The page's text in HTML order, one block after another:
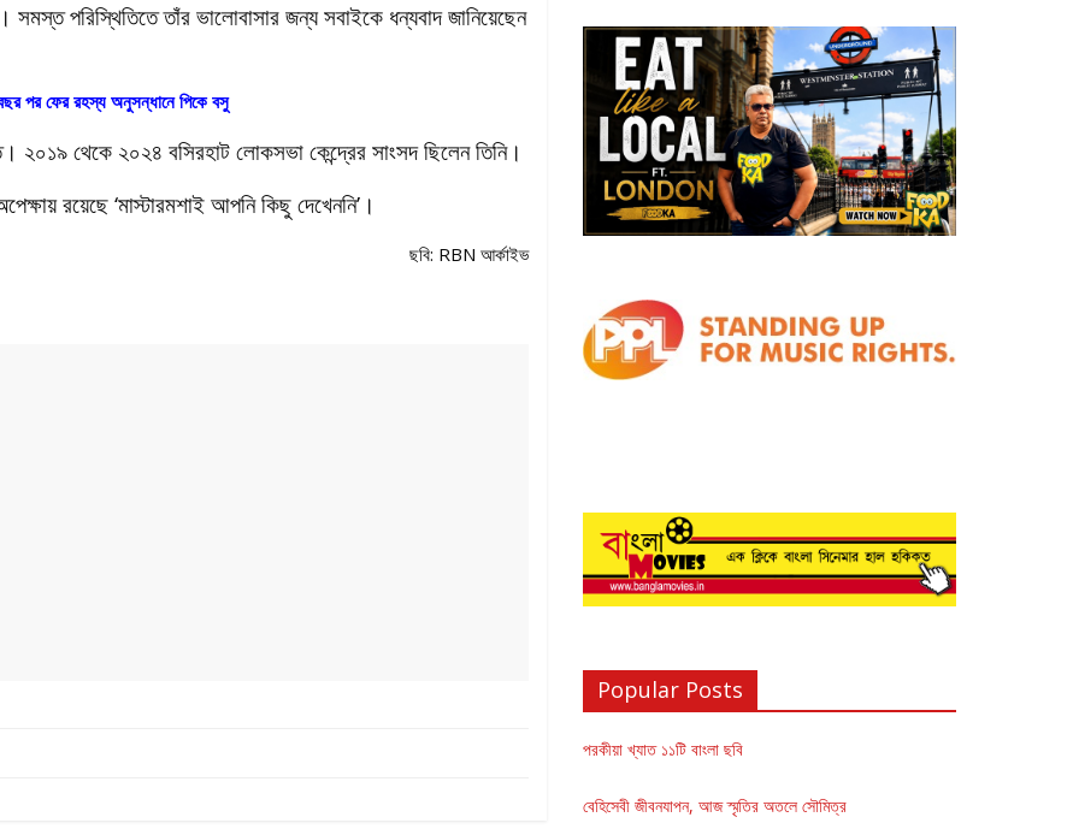
পরিস্থিতিতে তাঁর ভালোবাসার জন্য সবাইকে ধন্যবাদ জানিয়েছেন
পর ফের রহস্য অনুসন্ধানে পিকে বসু
২০১৯ থেকে ২০২৪ বসিরহাট লোকসভা কেন্দ্রের সাংসদ ছিলেন তিনি।
রয়েছে ‘মাস্টারমশাই আপনি কিছু দেখেননি’।
ছবি: RBN আর্কাইভ
Popular Posts
পরকীয়া খ্যাত ১১টি বাংলা ছবি
বেহিসেবী জীবনযাপন, আজ স্মৃতির অতলে সৌমিত্র